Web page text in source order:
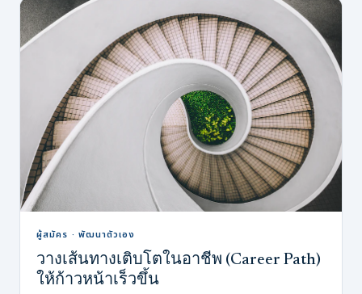
ผู้สมัคร · พัฒนาตัวเอง
วางเส้นทางเติบโตในอาชีพ (Career Path)
ให้ก้าวหน้าเร็วขึ้น